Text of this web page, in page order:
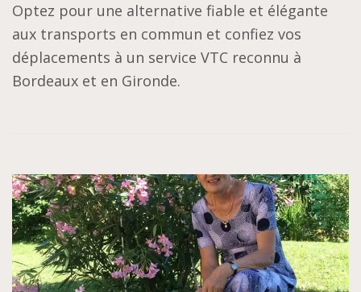
Optez pour une alternative fiable et élégante
aux transports en commun et confiez vos
déplacements à un service VTC reconnu à
Bordeaux et en Gironde.